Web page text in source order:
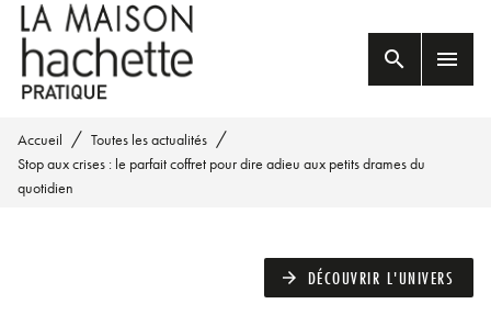
MENU RECHERCHE
PIED DE PAGE
search menu
Accueil / Toutes les actualités /
Stop aux crises : le parfait coffret pour dire adieu aux petits drames du
quotidien
arrow_forward DÉCOUVRIR L'UNIVERS